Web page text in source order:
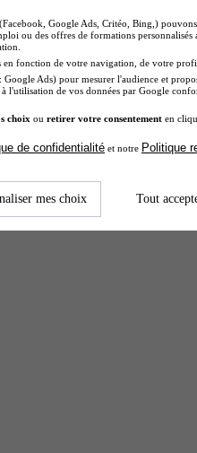
les plus
(Facebook, Google Ads, Critéo, Bing,)
ou des offres de formations
en fonction de votre navigation, de votre
Ads) pour mesurer l'audience et
à l'utilisation de vos données par Google
choix ou retirer votre consentement en
de confidentialité et notre Politique
mes choix Tout